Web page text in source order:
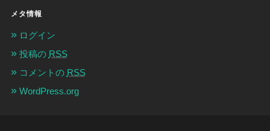
メタ情報
ログイン
投稿の RSS
コメントの RSS
WordPress.org